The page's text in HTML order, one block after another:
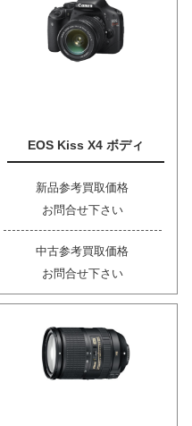
EOS Kiss X4 ボディ
新品参考買取価格
お問合せ下さい
中古参考買取価格
お問合せ下さい